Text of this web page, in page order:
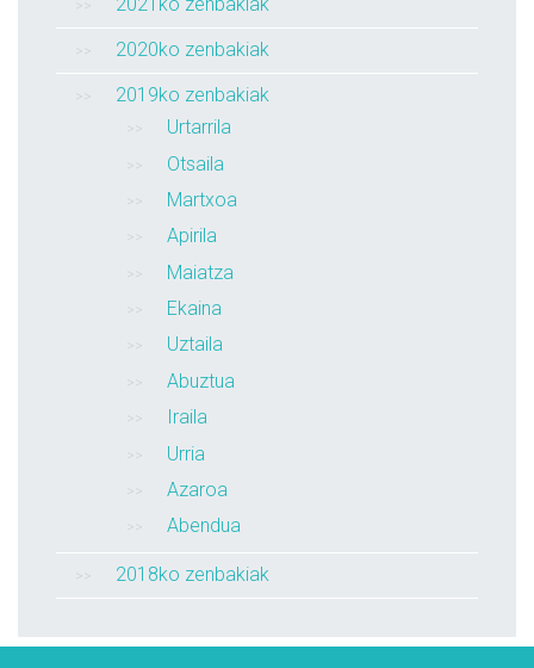
2021ko zenbakiak
2020ko zenbakiak
2019ko zenbakiak
Urtarrila
Otsaila
Martxoa
Apirila
Maiatza
Ekaina
Uztaila
Abuztua
Iraila
Urria
Azaroa
Abendua
2018ko zenbakiak